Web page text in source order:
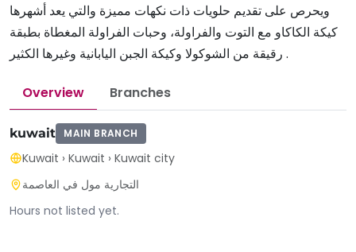
ويحرص على تقديم حلويات ذات نكهات مميزة والتي يعد أشهرها
كيكة الكاكاو مع التوت والفراولة، وحبات الفراولة المغطاة بطبقة
رقيقة من الشوكولا وكيكة الجبن اليابانية وغيرها الكثير .
Overview Branches
kuwait MAIN BRANCH
Kuwait › Kuwait › Kuwait city
التجارية مول في العاصمة
Hours not listed yet.